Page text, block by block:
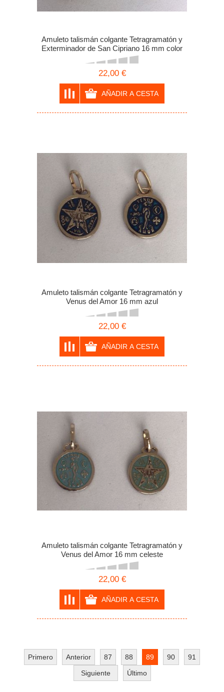
Amuleto talismán colgante Tetragramatón y
Exterminador de San Cipriano 16 mm color
crema
22,00 €
Amuleto talismán colgante Tetragramatón y
Venus del Amor 16 mm azul
22,00 €
Amuleto talismán colgante Tetragramatón y
Venus del Amor 16 mm celeste
22,00 €
Primero Anterior 87 88 89 90
91
Siguiente
Último